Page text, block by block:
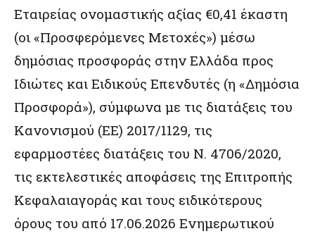
Εταιρείας ονομαστικής αξίας €0,41 έκαστη
(οι «Προσφερόμενες Μετοχές») μέσω
δημόσιας προσφοράς στην Ελλάδα προς
Ιδιώτες και Ειδικούς Επενδυτές (η «Δημόσια
Προσφορά»), σύμφωνα με τις διατάξεις του
Κανονισμού (ΕΕ) 2017/1129, τις
εφαρμοστέες διατάξεις του Ν. 4706/2020,
τις εκτελεστικές αποφάσεις της Επιτροπής
Κεφαλαιαγοράς και τους ειδικότερους
όρους του από 17.06.2026 Ενημερωτικού